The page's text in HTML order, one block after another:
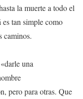
la muerte a todo el
tan simple como
caminos.
una
pero para otras. Que